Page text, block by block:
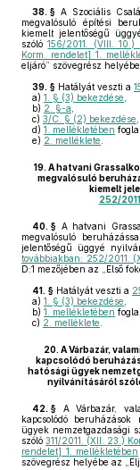
38. § A Szociális
megvalósuló építési
kiemelt jelentőségű
szóló156/2011. (VIII.
Korm. rendelet] 1.
eljáró” szövegrész
39. § Hatályát veszti a
a) 1. § (3) bekezdése
b) 2. §-a
c) 3/C. § (2) bekezdése
d) 1. mellékletében
e) 2. melléklete
19. A hatvani
megvalósuló
kiemelt
252/
40. § A hatvani
megvalósuló
jelentőségű üggyé
továbbiakban: 252/2011.
D:1 mezőjében az „Első
41. § Hatályát veszti a
a) 1. § (3) bekezdése
b) 1. mellékletében
c) 2. melléklete
20. A Várbazár,
kapcsolódó
hatósági ügyek
nyilvánításáról
42. § A Várbazár,
kapcsolódó beruházások
ügyek nemzetgazdasági
szóló311/2011. (XII. 23.)
rendelet] 1. mellékletében
szövegrész helyébe az